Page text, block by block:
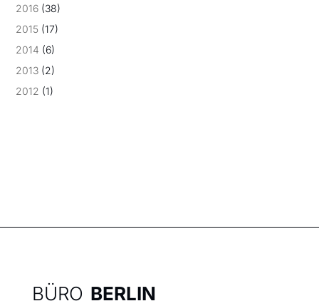
2016 (38)
2015 (17)
2014 (6)
2013 (2)
2012 (1)
BÜRO BERLIN